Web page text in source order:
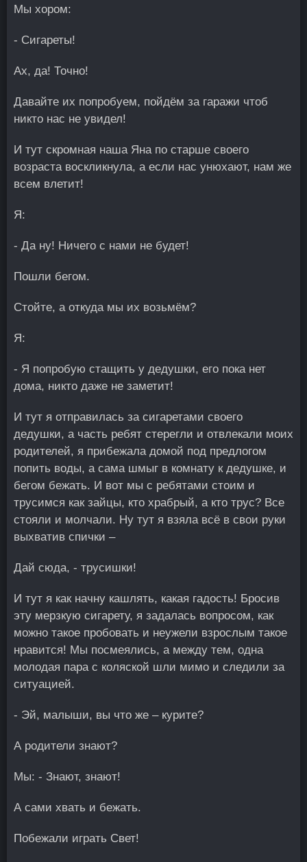
Мы хором:
- Сигареты!
Ах, да! Точно!
Давайте их попробуем, пойдём за гаражи чтоб
никто нас не увидел!
И тут скромная наша Яна по старше своего
возраста воскликнула, а если нас унюхают, нам же
всем влетит!
Я:
- Да ну! Ничего с нами не будет!
Пошли бегом.
Стойте, а откуда мы их возьмём?
Я:
- Я попробую стащить у дедушки, его пока нет
дома, никто даже не заметит!
И тут я отправилась за сигаретами своего
дедушки, а часть ребят стерегли и отвлекали моих
родителей, я прибежала домой под предлогом
попить воды, а сама шмыг в комнату к дедушке, и
бегом бежать. И вот мы с ребятами стоим и
трусимся как зайцы, кто храбрый, а кто трус? Все
стояли и молчали. Ну тут я взяла всё в свои руки
выхватив спички –
Дай сюда, - трусишки!
И тут я как начну кашлять, какая гадость! Бросив
эту мерзкую сигарету, я задалась вопросом, как
можно такое пробовать и неужели взрослым такое
нравится! Мы посмеялись, а между тем, одна
молодая пара с коляской шли мимо и следили за
ситуацией.
- Эй, малыши, вы что же – курите?
А родители знают?
Мы: - Знают, знают!
А сами хвать и бежать.
Побежали играть Свет!